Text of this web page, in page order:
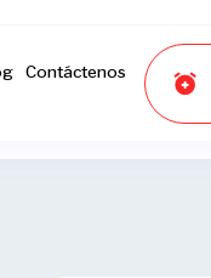
Contáctenos